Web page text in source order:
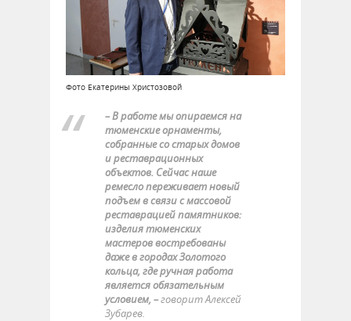
Фото Екатерины Христозовой
– В работе мы опираемся на
тюменские орнаменты,
собранные со старых домов
и реставрационных
объектов. Сейчас наше
ремесло переживает новый
подъем в связи с массовой
реставрацией памятников:
изделия тюменских
мастеров востребованы
даже в городах Золотого
кольца, где ручная работа
является обязательным
условием, –говорит Алексей
Зубарев.